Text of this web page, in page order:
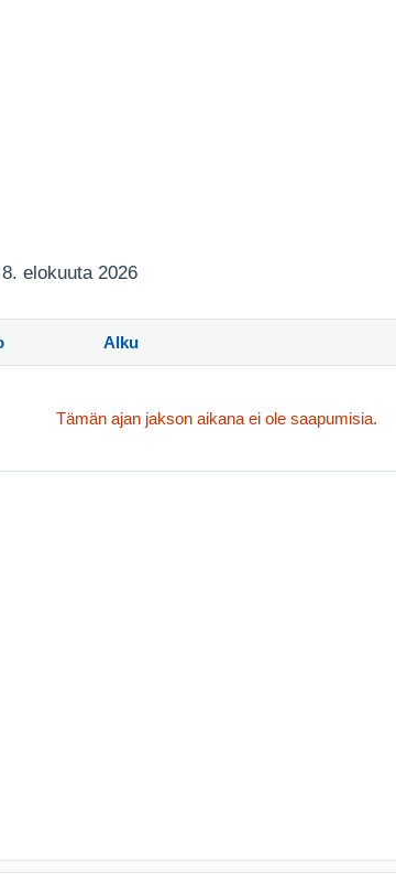
elokuuta 2026
Alku
Tämän ajan jakson aikana ei ole saapumisia.